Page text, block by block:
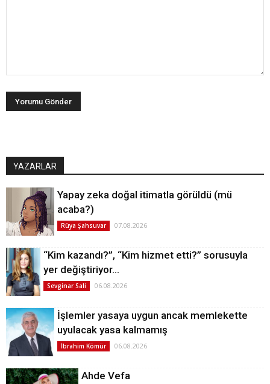
YAZARLAR
Yapay zeka doğal itimatla görüldü (mü
acaba?)
Rüya Şahsuvar 07.08.2026
“Kim kazandı?”, “Kim hizmet etti?” sorusuyla
yer değiştiriyor…
Sevginar Sali 06.08.2026
İşlemler yasaya uygun ancak memlekette
uyulacak yasa kalmamış
İbrahim Kömür 06.08.2026
Ahde Vefa